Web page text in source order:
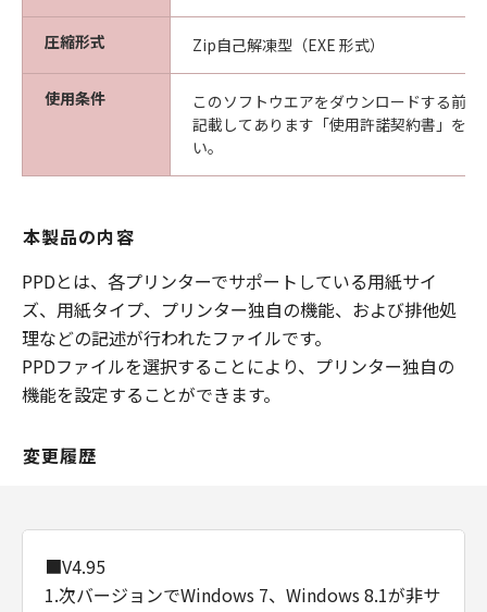
圧縮形式 Zip自己解凍型（EXE 形式）
使用条件
このソフトウエアをダウンロードする前
記載してあります「使用許諾契約書」を
い。
本製品の内容
PPDとは、各プリンターでサポートしている用紙サイ
ズ、用紙タイプ、プリンター独自の機能、および排他処
理などの記述が行われたファイルです。
PPDファイルを選択することにより、プリンター独自の
機能を設定することができます。
変更履歴
■V4.95
1.次バージョンでWindows 7、Windows 8.1が非サ